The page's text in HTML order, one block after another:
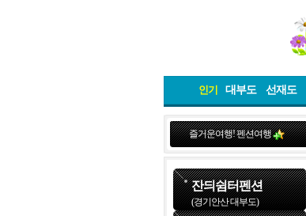
인기 대부도 선재도
즐거운여행! 펜션여행
잔듸쉼터펜션
(경기안산 대부도)